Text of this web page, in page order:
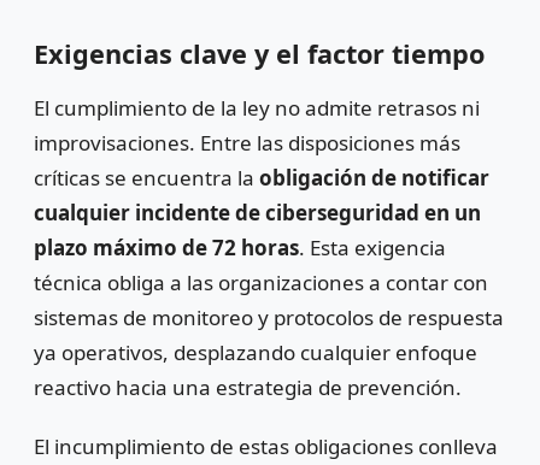
Exigencias clave y el factor tiempo
El cumplimiento de la ley no admite retrasos ni
improvisaciones. Entre las disposiciones más
críticas se encuentra la obligación de notificar
cualquier incidente de ciberseguridad en un
plazo máximo de 72 horas. Esta exigencia
técnica obliga a las organizaciones a contar con
sistemas de monitoreo y protocolos de respuesta
ya operativos, desplazando cualquier enfoque
reactivo hacia una estrategia de prevención.
El incumplimiento de estas obligaciones conlleva